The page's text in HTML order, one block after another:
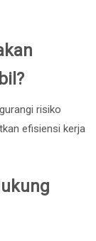
risiko
efisiensi kerja